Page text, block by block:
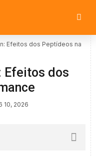
Efeitos dos Peptídeos na
Efeitos dos
10, 2026